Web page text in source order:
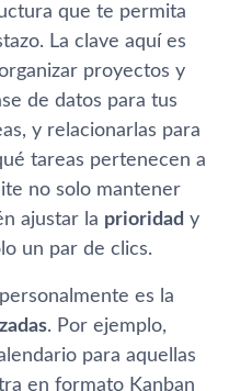
que te permita
La clave aquí es
proyectos y
de datos para tus
y relacionarlas para
tareas pertenecen a
no solo mantener
ajustar la prioridad y
un par de clics.
es la
. Por ejemplo,
para aquellas
en formato Kanban